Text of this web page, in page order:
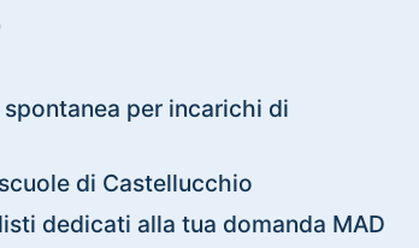
per incarichi di
di Castellucchio
dedicati alla tua domanda MAD